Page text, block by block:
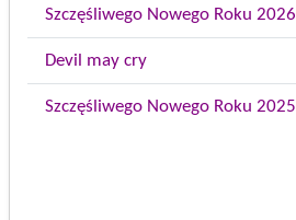
Szczęśliwego Nowego Roku 2026
Devil may cry
Szczęśliwego Nowego Roku 2025